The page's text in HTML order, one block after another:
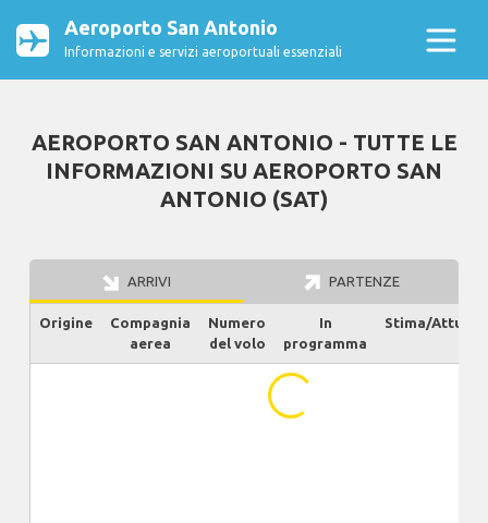
Aeroporto San Antonio
Informazioni e servizi aeroportuali essenziali
AEROPORTO SAN ANTONIO - TUTTE LE
INFORMAZIONI SU AEROPORTO SAN
ANTONIO (SAT)
ARRIVI PARTENZE
Origine
Compagnia
aerea
Numero
del volo
In
programma
Stima/Attuale
...